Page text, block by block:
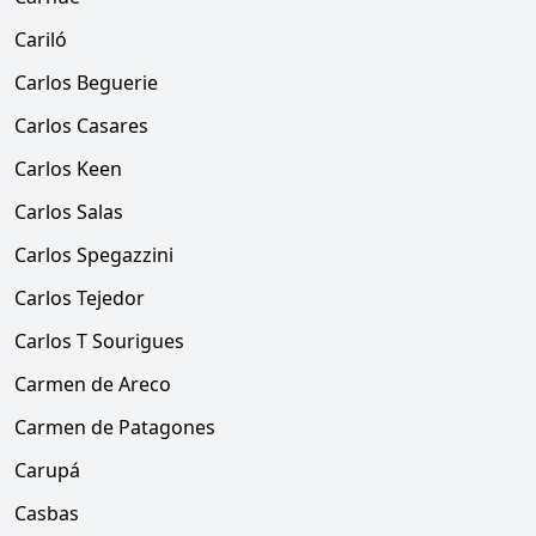
Cariló
Carlos Beguerie
Carlos Casares
Carlos Keen
Carlos Salas
Carlos Spegazzini
Carlos Tejedor
Carlos T Sourigues
Carmen de Areco
Carmen de Patagones
Carupá
Casbas